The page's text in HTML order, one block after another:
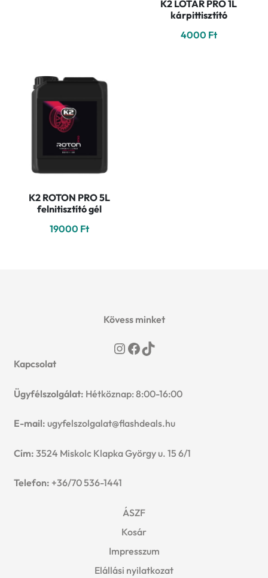
K2 LOTAR PRO 1L
kárpittisztító
4000 Ft
K2 ROTON PRO 5L
felnitisztító gél
19000 Ft
Kövess minket
Instagram
Facebook
TikTok
Kapcsolat
Ügyfélszolgálat: Hétköznap: 8:00-16:00
E-mail: ugyfelszolgalat@flashdeals.hu
Cím: 3524 Miskolc Klapka György u. 15 6/1
Telefon: +36/70 536-1441
ÁSZF
Kosár
Impresszum
Elállási nyilatkozat